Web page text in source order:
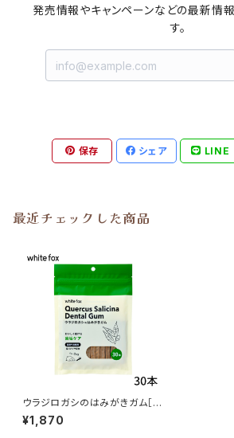
発売情報やキャンペーンなどの最新情
す。
保存 シェア LINE
最近チェックした商品
ウラジロガシのはみがきガム［3
0本入り］愛犬用 whitefox
¥1,870